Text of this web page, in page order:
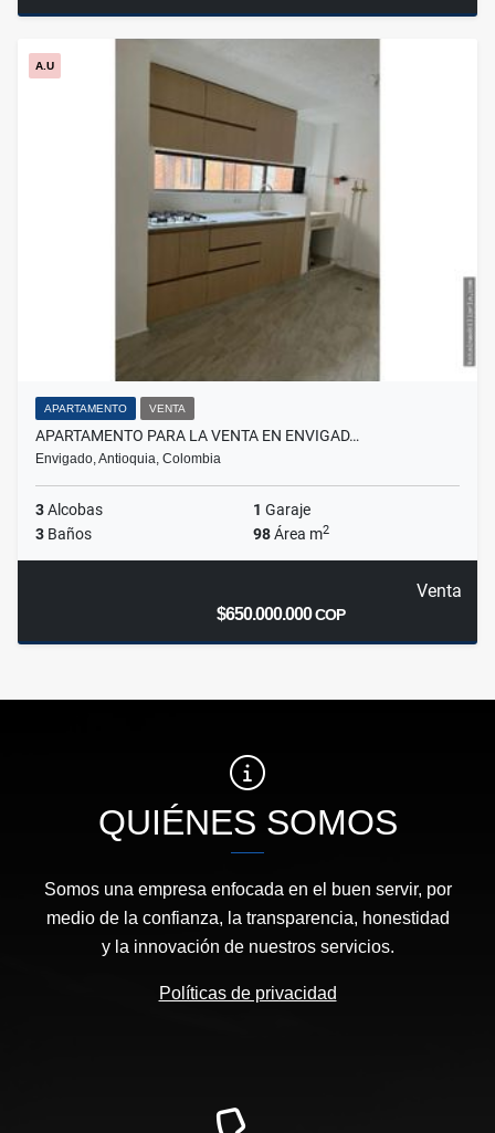
A.U
APARTAMENTO VENTA
APARTAMENTO PARA LA VENTA EN ENVIGAD…
Envigado, Antioquia, Colombia
3Alcobas 1 Garaje
3 Baños 98Área m2
Venta
$650.000.000COP
QUIÉNES SOMOS
Somos una empresa enfocada en el buen servir, por
medio de la confianza, la transparencia, honestidad
y la innovación de nuestros servicios.
Políticas de privacidad